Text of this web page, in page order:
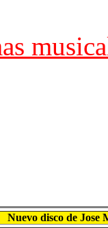
Nuevo disco de Jose